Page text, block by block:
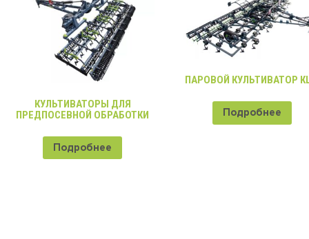
КУЛЬТИВАТОРЫ ДЛЯ
ПРЕДПОСЕВНОЙ ОБРАБОТКИ
Подробнее
ПАРОВОЙ КУЛЬТИВАТОР
Подробнее